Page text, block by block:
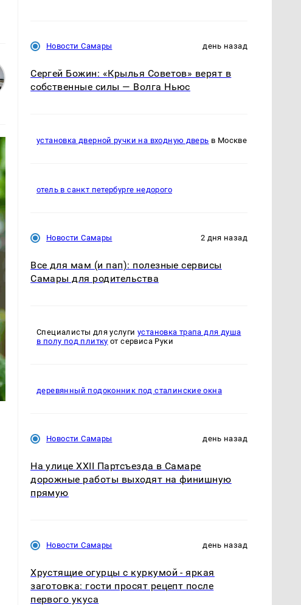
Новости Самары день назад
Сергей Божин: «Крылья Советов» верят в
собственные силы — Волга Ньюс
установка дверной ручки на входную дверь в Москве
отель в санкт петербурге недорого
Новости Самары 2 дня назад
Все для мам (и пап): полезные сервисы
Самары для родительства
Специалисты для услугиустановка трапа для душа
в полу под плитку от сервиса Руки
деревянный подоконник под сталинские окна
Новости Самары день назад
На улице XXII Партсъезда в Самаре
дорожные работы выходят на финишную
прямую
Новости Самары день назад
Хрустящие огурцы с куркумой - яркая
заготовка: гости просят рецепт после
первого укуса